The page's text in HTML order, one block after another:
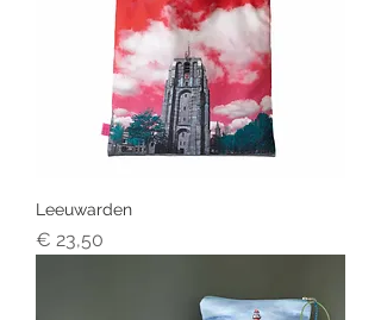
Leeuwarden
Prijs
€ 23,50